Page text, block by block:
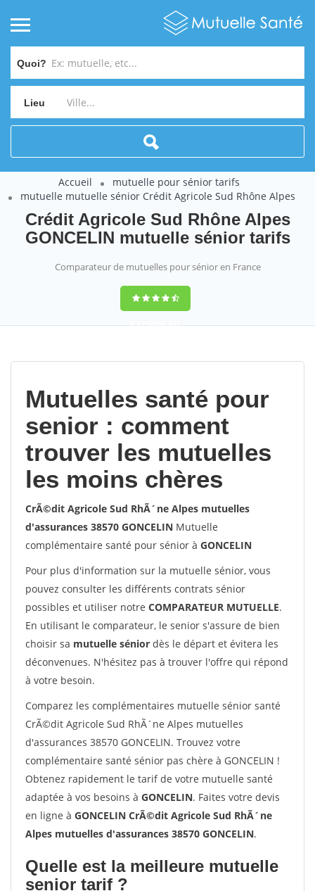
Quoi?
Lieu
Accueil
mutuelle pour sénior tarifs
mutuelle mutuelle sénior Crédit Agricole Sud Rhône Alpes
Crédit Agricole Sud Rhône Alpes
GONCELIN mutuelle sénior tarifs
Comparateur de mutuelles pour sénior en France
9,2(100%)452
Mutuelles santé pour
senior : comment
trouver les mutuelles
les moins chères
CrÃ©dit Agricole Sud RhÃ´ne Alpes mutuelles
d'assurances 38570 GONCELIN Mutuelle
complémentaire santé pour sénior à GONCELIN
Pour plus d'information sur la mutuelle sénior, vous
pouvez consulter les différents contrats sénior
possibles et utiliser notre COMPARATEUR MUTUELLE.
En utilisant le comparateur, le senior s'assure de bien
choisir sa mutuelle sénior dès le départ et évitera les
déconvenues. N'hésitez pas à trouver l'offre qui répond
à votre besoin.
Comparez les complémentaires mutuelle sénior santé
CrÃ©dit Agricole Sud RhÃ´ne Alpes mutuelles
d'assurances 38570 GONCELIN. Trouvez votre
complémentaire santé sénior pas chère à GONCELIN !
Obtenez rapidement le tarif de votre mutuelle santé
adaptée à vos besoins à GONCELIN. Faites votre devis
en ligne à GONCELIN CrÃ©dit Agricole Sud RhÃ´ne
Alpes mutuelles d'assurances 38570 GONCELIN.
Quelle est la meilleure mutuelle
senior tarif ?